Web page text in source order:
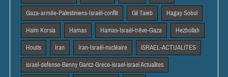
Gaza-armée-Palestiniens-Israël-conflit Gil Taieb Hagay Sobol
Haim Korsia Hamas Hamas-Israël-trêve-Gaza Hezbollah
Houtis Iran Iran-Israël-nucléaire iSRAEL-ACTUALITES
israel-defense-Benny Gantz-Grece-israel-israel Actualites